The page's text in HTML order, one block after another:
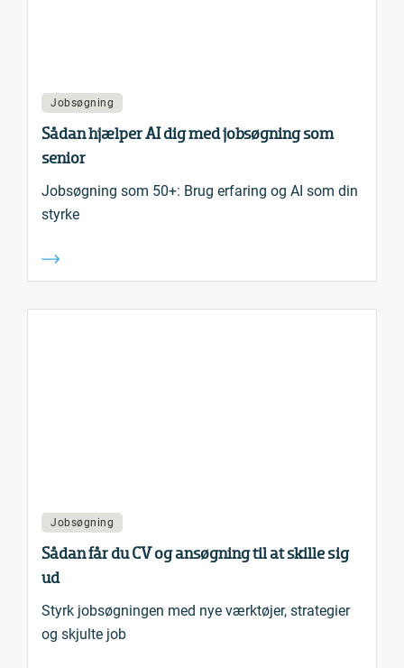
Jobsøgning
Sådan hjælper AI dig med jobsøgning som
senior
Jobsøgning som 50+: Brug erfaring og AI som din
styrke
Jobsøgning
Sådan får du CV og ansøgning til at skille sig
ud
Styrk jobsøgningen med nye værktøjer, strategier
og skjulte job